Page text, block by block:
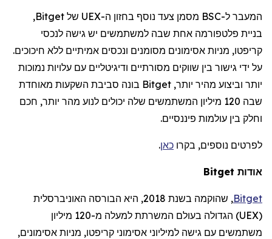
המעבר ל-BSC מסמן צעד נוסף בחזון ה-UEX של Bitget,
בניית פלטפורמה אחת שבה למשתמשים יש גישה לנכסי
קריפטו, מניות אסימונים מסומנים ונכסים אמיתיים ללא חיכוכים.
על ידי גישור בין שווקים מסורתיים ודיגיטליים עם עלויות נמוכות
יותר וביצוע מהיר יותר, Bitget בונה סביבת
השקעות מאוחדת
שבה 120 מיליון המשתמשים שלה יכולים לנוע מהר יותר, חכם
וחלק בין עולמות פיננסיים.
לפרטים נוספים, בקרו כאן.
אודות Bitget
Bitget
, שהוקמה
בשנת 2018, היא הבורסה האוניברסלית
(
UEX
) הגדולה בעולם המשרתת למעלה מ-120
מיליון
משתמשים עם גישה למיליוני אסימוני קריפטו, מניות אסימונים,